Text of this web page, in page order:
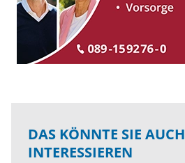
DAS KÖNNTE SIE AUCH
INTERESSIEREN